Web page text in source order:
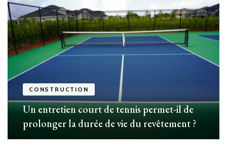
CONSTRUCTION
Un entretien court de tennis permet-il de
prolonger la durée de vie du revêtement ?